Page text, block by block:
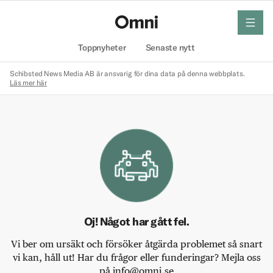
Toppnyheter Senaste nytt
meny
Schibsted News Media AB är ansvarig för dina data på denna webbplats.
Läs mer här
Oj! Något har gått fel.
Vi ber om ursäkt och försöker åtgärda problemet så snart
vi kan, håll ut! Har du frågor eller funderingar? Mejla oss